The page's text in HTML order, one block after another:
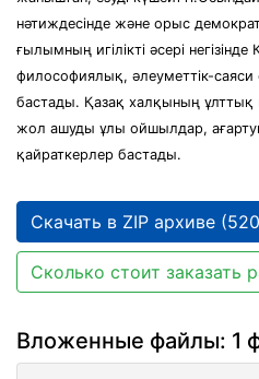
нәтиждесінде және орыс
ғылымның игілікті әсері
философиялық, әлеуметтік-саяси
бастады. Қазақ халқының ұлттық
жол ашуды ұлы ойшылдар,
қайраткерлер бастады.
Скачать в ZIP архиве
Сколько стоит заказать
Вложенные файлы: 1